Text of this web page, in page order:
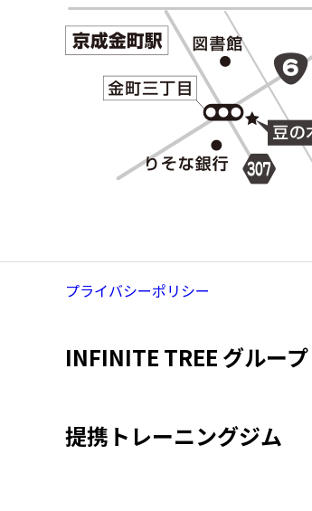
プライバシーポリシー
INFINITE TREE グループ
提携トレーニングジム